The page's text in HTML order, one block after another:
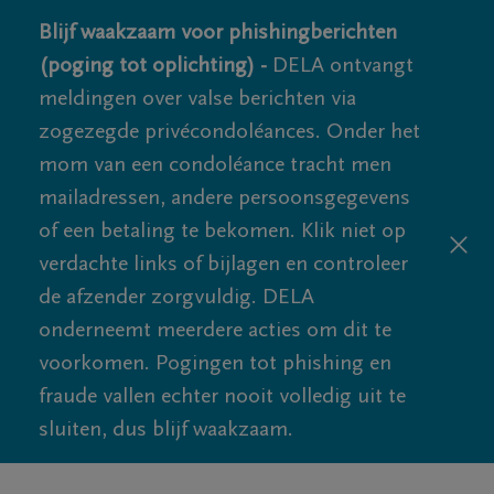
Blijf waakzaam voor phishingberichten
(poging tot oplichting) - DELA ontvangt
meldingen over valse berichten via
zogezegde privécondoléances. Onder het
mom van een condoléance tracht men
mailadressen, andere persoonsgegevens
of een betaling te bekomen. Klik niet op
verdachte links of bijlagen en controleer
de afzender zorgvuldig. DELA
onderneemt meerdere acties om dit te
voorkomen. Pogingen tot phishing en
fraude vallen echter nooit volledig uit te
sluiten, dus blijf waakzaam.